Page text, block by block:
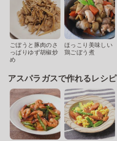
ごぼうと豚肉のさ
っぱりゆず胡椒炒
め
ほっこり美味しい
鶏ごぼう煮
アスパラガスで作れるレシピ